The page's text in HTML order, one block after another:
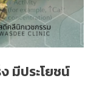
มีประโยชน์